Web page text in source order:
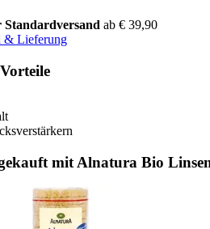
Standardversand ab € 39,90
& Lieferung
mit Alnatura Bio